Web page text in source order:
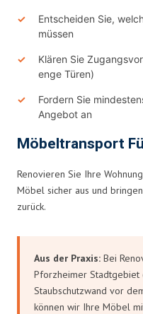
Entscheiden Sie,
müssen
Klären Sie
enge Türen)
Fordern Sie
Angebot an
Möbeltransport
Renovieren Sie Ihre
Möbel sicher aus und
zurück.
Aus der Praxis: Bei
Pforzheimer
Staubschutzwand vor
können wir Ihre Möbel